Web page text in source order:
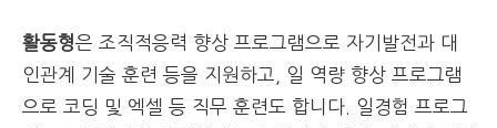
활동형은 조직적응력 향상 프로그램으로 자기발전과 대
인관계 기술 훈련 등을 지원하고, 일 역량 향상 프로그램
으로 코딩 및 엑셀 등 직무 훈련도 합니다. 일경험 프로그